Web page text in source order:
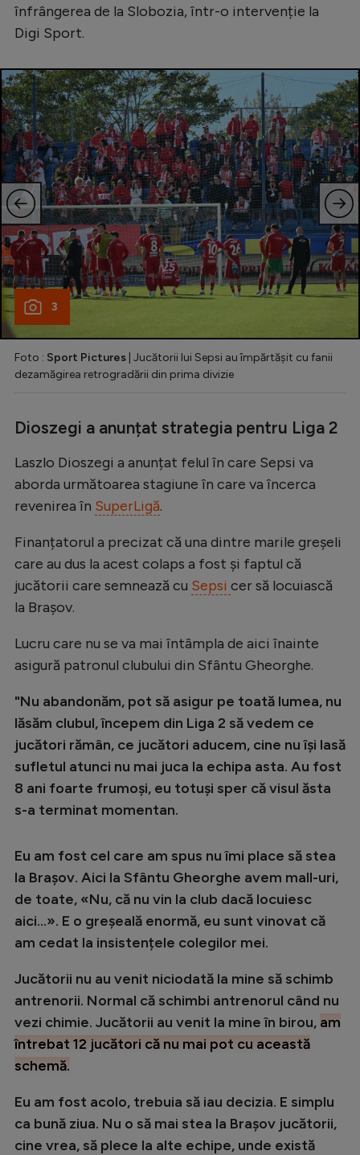
înfrângerea de la Slobozia, într-o intervenție la
Digi Sport.
3
Foto : Sport Pictures | Jucătorii lui Sepsi au împărtășit cu fanii
dezamăgirea retrogradării din prima divizie
Dioszegi a anunțat strategia pentru Liga 2
Laszlo Dioszegi a anunțat felul în care Sepsi va
aborda următoarea stagiune în care va încerca
revenirea în SuperLigă.
Finanțatorul a precizat că una dintre marile greșeli
care au dus la acest colaps a fost și faptul că
jucătorii care semnează cu Sepsi cer să locuiască
la Brașov.
Lucru care nu se va mai întâmpla de aici înainte
asigură patronul clubului din Sfântu Gheorghe.
"Nu abandonăm, pot să asigur pe toată lumea, nu
lăsăm clubul, începem din Liga 2 să vedem ce
jucători rămân, ce jucători aducem, cine nu își lasă
sufletul atunci nu mai juca la echipa asta. Au fost
8 ani foarte frumoși, eu totuși sper că visul ăsta
s-a terminat momentan.
Eu am fost cel care am spus nu îmi place să stea
la Brașov. Aici la Sfântu Gheorghe avem mall-uri,
de toate, «Nu, că nu vin la club dacă locuiesc
aici...». E o greșeală enormă, eu sunt vinovat că
am cedat la insistențele colegilor mei.
Jucătorii nu au venit niciodată la mine să schimb
antrenorii. Normal că schimbi antrenorul când nu
vezi chimie. Jucătorii au venit la mine în birou, am
întrebat 12 jucători că nu mai pot cu această
schemă.
Eu am fost acolo, trebuia să iau decizia. E simplu
ca bună ziua. Nu o să mai stea la Brașov jucătorii,
cine vrea, să plece la alte echipe, unde există